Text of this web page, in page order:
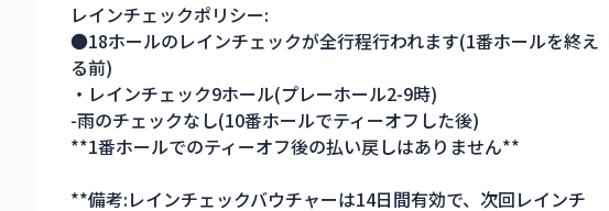
レインチェックポリシー:
●18ホールのレインチェックが全行程行われます(1番ホールを終え
る前)
・レインチェック9ホール(プレーホール2-9時)
-雨のチェックなし(10番ホールでティーオフした後)
**1番ホールでのティーオフ後の払い戻しはありません**
**備考:レインチェックバウチャーは14日間有効で、次回レインチ